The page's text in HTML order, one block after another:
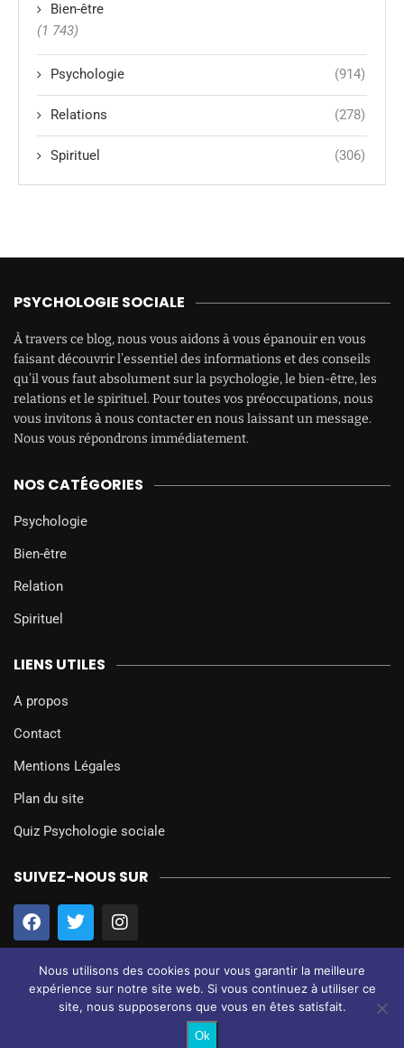
Bien-être
(1 743)
Psychologie (914)
Relations (278)
Spirituel (306)
PSYCHOLOGIE SOCIALE
À travers ce blog, nous vous aidons à vous épanouir en vous
faisant découvrir l’essentiel des informations et des conseils
qu’il vous faut absolument sur la psychologie, le bien-être, les
relations et le spirituel. Pour toutes vos préoccupations, nous
vous invitons à nous contacter en nous laissant un message.
Nous vous répondrons immédiatement.
NOS CATÉGORIES
Psychologie
Bien-être
Relation
Spirituel
LIENS UTILES
A propos
Contact
Mentions Légales
Plan du site
Quiz Psychologie sociale
SUIVEZ-NOUS SUR
@2024 – Tous droits réservés.
Nous utilisons des cookies pour vous garantir la meilleure
expérience sur notre site web. Si vous continuez à utiliser ce
site, nous supposerons que vous en êtes satisfait.
Ok